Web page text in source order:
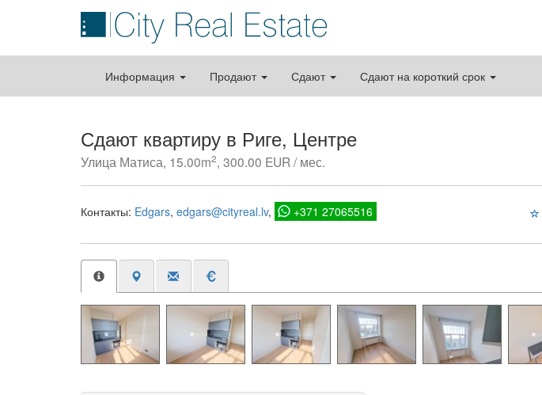
Информация Продают Сдают Сдают на короткий срок
Сдают квартиру в Риге, Центре
Улица Матиса, 15.00m2, 300.00 EUR / мес.
Контакты: Edgars edgars@cityreal.lv +371 27065516